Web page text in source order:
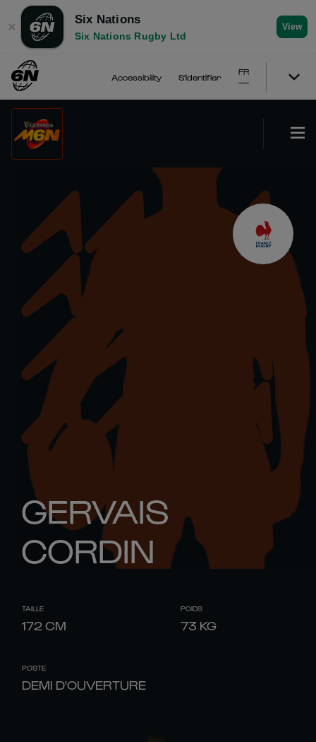
✕
Six Nations
Six Nations Rugby Ltd
View
Accessibility S'identifier
FR
GERVAIS
CORDIN
TAILLE
172 CM
POIDS
73 KG
POSTE
DEMI D'OUVERTURE